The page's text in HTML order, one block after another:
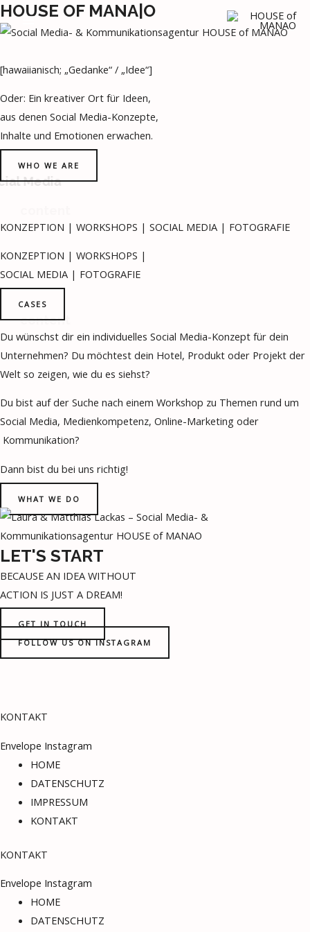
Zum
Inhalt
MAIN
MENU
HOUSE OF MANA|O
[hawaiianisch; „Gedanke“ / „Idee“]
Oder: Ein kreativer Ort für Ideen,
aus denen Social Media-Konzepte,
Inhalte und Emotionen erwachen.
WHO WE ARE
Media
KONZEPTION | WORKSHOPS | SOCIAL MEDIA | FOTOGRAFIE
KONZEPTION | WORKSHOPS |
SOCIAL MEDIA | FOTOGRAFIE
CASES
content
Du wünschst dir ein individuelles Social Media-Konzept für dein
Unternehmen? Du möchtest dein Hotel, Produkt oder Projekt der
Welt so zeigen, wie du es siehst?
Du bist auf der Suche nach einem Workshop zu Themen rund um
Social Media, Medienkompetenz, Online-Marketing oder
Kommunikation?
Dann bist du bei uns richtig!
WHAT WE DO
LET'S START
BECAUSE AN IDEA WITHOUT
ACTION IS JUST A DREAM!
GET IN TOUCH
FOLLOW US ON INSTAGRAM
KONTAKT
Envelope Instagram
HOME
DATENSCHUTZ
IMPRESSUM
KONTAKT
KONTAKT
Envelope Instagram
HOME
DATENSCHUTZ